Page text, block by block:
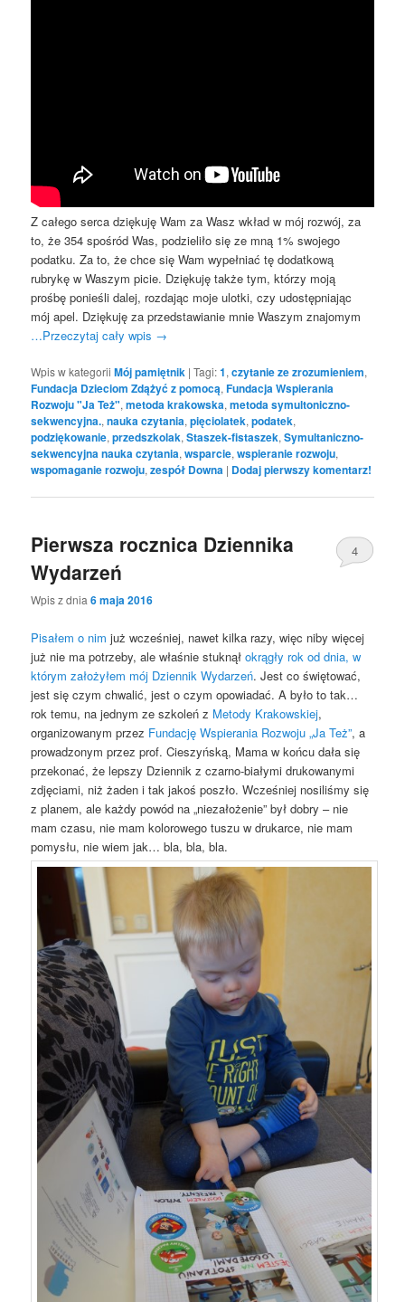
Z całego serca dziękuję Wam za Wasz wkład w mój rozwój, za
to, że 354 spośród Was, podzieliło się ze mną 1% swojego
podatku. Za to, że chce się Wam wypełniać tę dodatkową
rubrykę w Waszym picie. Dziękuję także tym, którzy moją
prośbę ponieśli dalej, rozdając moje ulotki, czy udostępniając
mój apel. Dziękuję za przedstawianie mnie Waszym znajomym
…Przeczytaj cały wpis →
Wpis w kategoriiMój pamiętnik |Tagi:1,czytanie ze zrozumieniem,
Fundacja Dzieciom Zdążyć z pomocą,Fundacja Wspierania
Rozwoju "Ja Też",metoda krakowska,metoda symultoniczno-
sekwencyjna.,nauka czytania,pięciolatek,podatek,
podziękowanie,przedszkolak,Staszek-fistaszek,Symultaniczno-
sekwencyjna nauka czytania,wsparcie,wspieranie rozwoju,
wspomaganie rozwoju,zespół Downa | Dodaj pierwszy komentarz!
Pierwsza rocznica Dziennika
Wydarzeń
Wpis z dnia6 maja 2016
4
Pisałem o nim już wcześniej, nawet kilka razy, więc niby więcej
już nie ma potrzeby, ale właśnie stuknąłokrągły rok od dnia, w
którym założyłem mój Dziennik Wydarzeń. Jest co świętować,
jest się czym chwalić, jest o czym opowiadać. A było to tak…
rok temu, na jednym ze szkoleń z Metody Krakowskiej,
organizowanym przez Fundację Wspierania Rozwoju „Ja Też”, a
prowadzonym przez prof. Cieszyńską, Mama w końcu dała się
przekonać, że lepszy Dziennik z czarno-białymi drukowanymi
zdjęciami, niż żaden i tak jakoś poszło. Wcześniej nosiliśmy się
z planem, ale każdy powód na „niezałożenie” był dobry – nie
mam czasu, nie mam kolorowego tuszu w drukarce, nie mam
pomysłu, nie wiem jak… bla, bla, bla.